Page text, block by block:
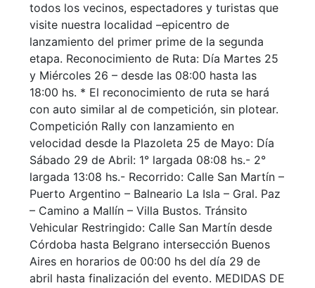
todos los vecinos, espectadores y turistas que
visite nuestra localidad –epicentro de
lanzamiento del primer prime de la segunda
etapa. Reconocimiento de Ruta: Día Martes 25
y Miércoles 26 – desde las 08:00 hasta las
18:00 hs. * El reconocimiento de ruta se hará
con auto similar al de competición, sin plotear.
Competición Rally con lanzamiento en
velocidad desde la Plazoleta 25 de Mayo: Día
Sábado 29 de Abril: 1° largada 08:08 hs.- 2°
largada 13:08 hs.- Recorrido: Calle San Martín –
Puerto Argentino – Balneario La Isla – Gral. Paz
– Camino a Mallín – Villa Bustos. Tránsito
Vehicular Restringido: Calle San Martín desde
Córdoba hasta Belgrano intersección Buenos
Aires en horarios de 00:00 hs del día 29 de
abril hasta finalización del evento. MEDIDAS DE